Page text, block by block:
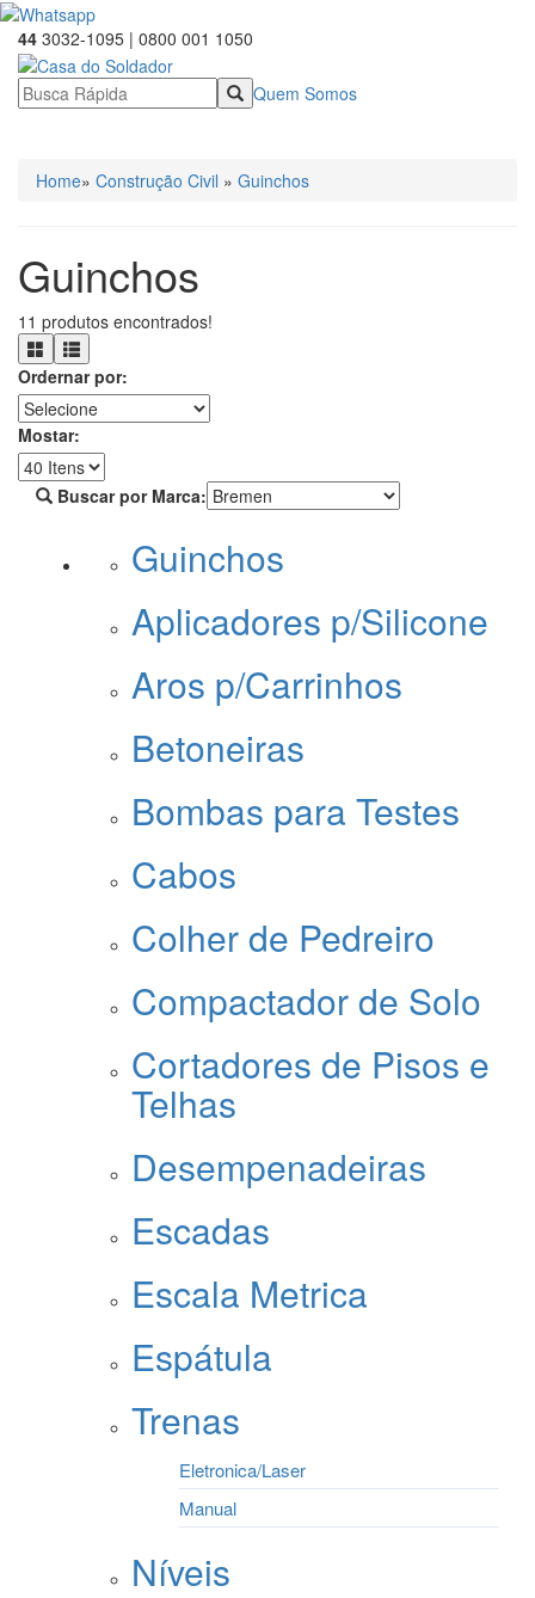
44 3032-1095 | 0800 001 1050
Quem Somos
Home» Construção Civil » Guinchos
Guinchos
11 produtos encontrados!
Ordernar por:
Mostar:
Buscar por Marca:
Guinchos
Aplicadores p/Silicone
Aros p/Carrinhos
Betoneiras
Bombas para Testes
Cabos
Colher de Pedreiro
Compactador de Solo
Cortadores de Pisos e
Telhas
Desempenadeiras
Escadas
Escala Metrica
Espátula
Trenas
Eletronica/Laser
Manual
Níveis